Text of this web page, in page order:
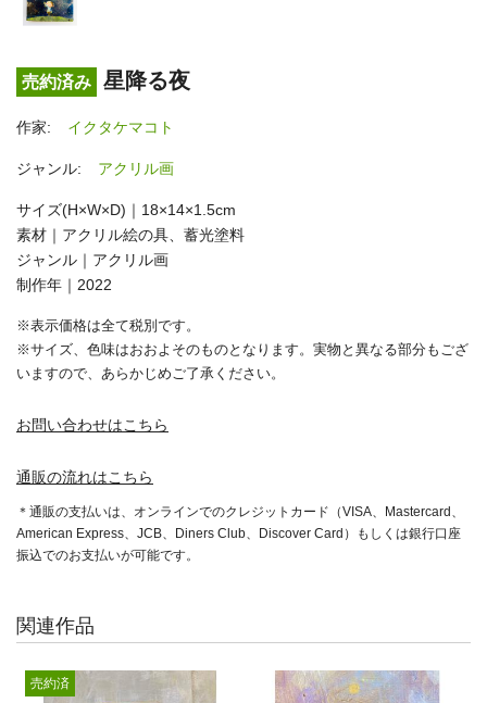
売約済み 星降る夜
作家: イクタケマコト
ジャンル: アクリル画
サイズ(H×W×D)｜18×14×1.5cm
素材｜アクリル絵の具、蓄光塗料
ジャンル｜アクリル画
制作年｜2022
※表示価格は全て税別です。
※サイズ、色味はおおよそのものとなります。実物と異なる部分もござ
いますので、あらかじめご了承ください。
お問い合わせはこちら
通販の流れはこちら
＊通販の支払いは、オンラインでのクレジットカード（VISA、Mastercard、
American Express、JCB、Diners Club、Discover Card）もしくは銀行口座
振込でのお支払いが可能です。
関連作品
売約済